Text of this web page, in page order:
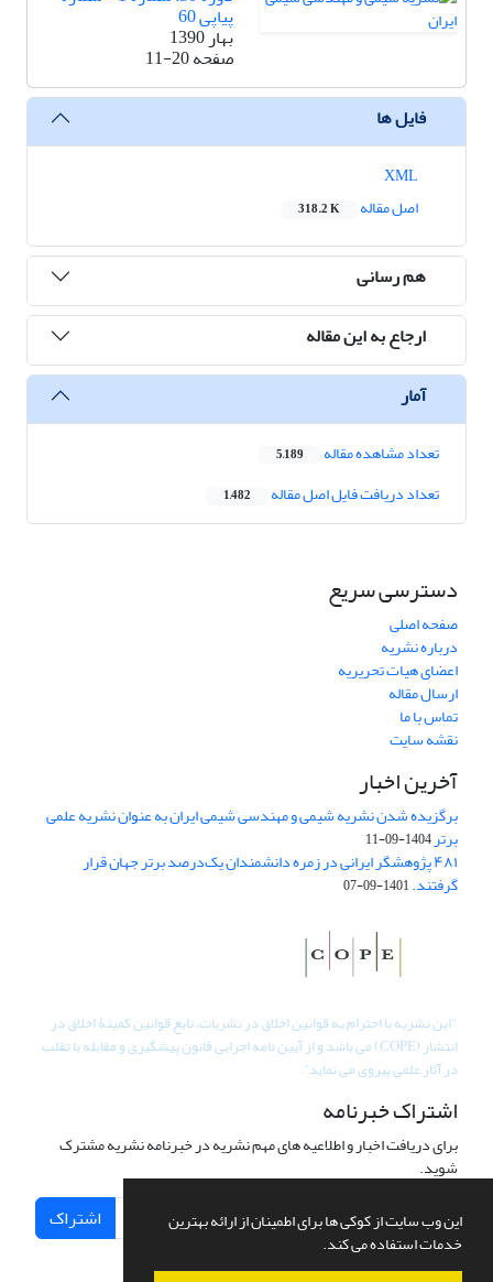
این وب سایت از کوکی ها برای اطمینان از ارائه بهترین
خدمات استفاده می کند.
پیاپی 60
بهار 1390
صفحه11-20
فایل ها
اصل مقاله
318.2 K
هم رسانی
ارجاع به این مقاله
آمار
تعداد مشاهده مقاله 5,189
تعداد دریافت فایل اصل مقاله 1,482
دسترسی سریع
صفحه اصلی
درباره نشریه
اعضای هیات تحریریه
ارسال مقاله
تماس با ما
نقشه سایت
آخرین اخبار
برگزیده شدن نشریه شیمی و مهندسی شیمی ایران به عنوان نشریه علمی
برتر1404-09-11
۴۸۱ پژوهشگر ایرانی در زمره دانشمندان یک‌درصد برتر جهان قرار
گرفتند.1401-09-07
"این نشریه با احترام به قوانین اخلاق در نشریات، تابع قوانین کمیتۀ اخلاق در
انتشار (COPE) می باشد و از آیین نامه اجرایی قانون پیشگیری و مقابله با تقلب
در آثار علمی پیروی می نماید".
اشتراک خبرنامه
برای دریافت اخبار و اطلاعیه های مهم نشریه در خبرنامه نشریه مشترک
شوید.
اشتراک